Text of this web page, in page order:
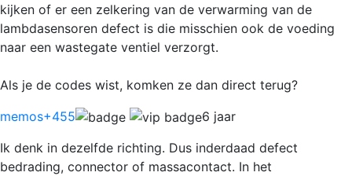
kijken of er een zelkering van de verwarming van de
lambdasensoren defect is die misschien ook de voeding
naar een wastegate ventiel verzorgt.
Als je de codes wist, komken ze dan direct terug?
memos+455
6 jaar
Ik denk in dezelfde richting. Dus inderdaad defect
bedrading, connector of massacontact. In het